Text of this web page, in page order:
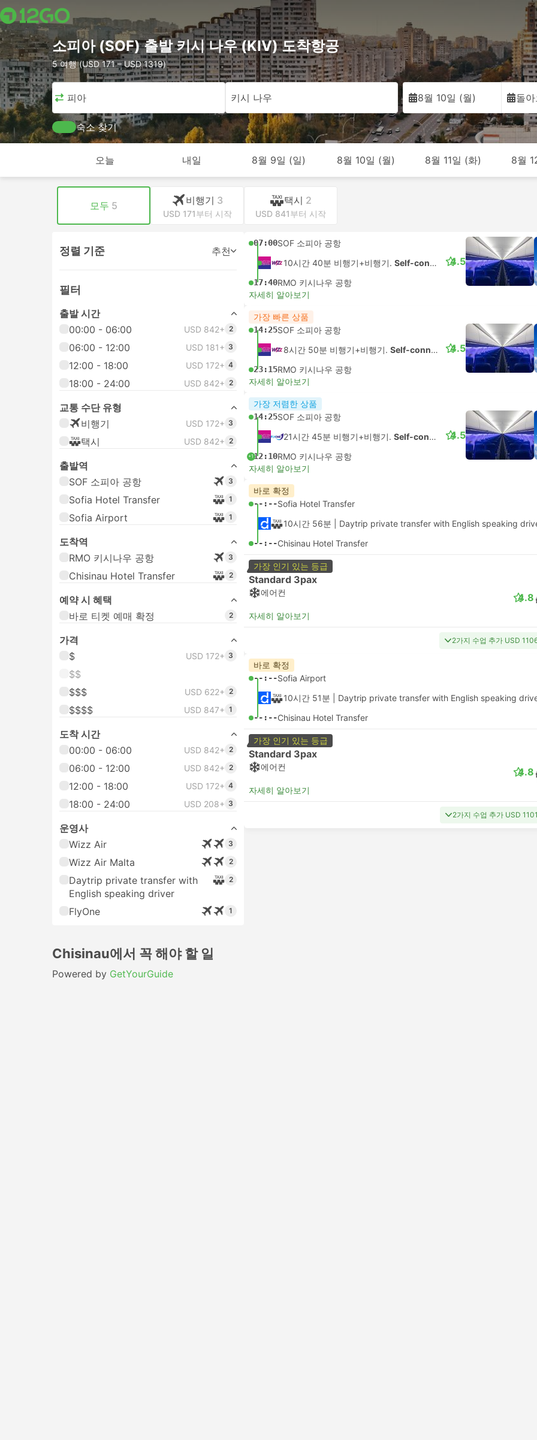
소피아 (SOF) 출발 키시 나우 (KIV) 도착항공
5 여행 (USD 171 – USD 1319)
소피아 키시 나우 8월 10일 (월) 돌
숙소 찾기
오늘 내일 8월 9일 (일) 8월 10일 (월) 8월 11일 (화) 8월
모두 5 비행기 3
USD 171부터 시작
택시 2
USD 841부터 시작
정렬 기준 추천
필터
출발 시간
00:00 - 06:00
USD 842+ 2
06:00 - 12:00 USD 181+ 3
12:00 - 18:00 USD 172+ 4
18:00 - 24:00 USD 842+ 2
교통 수단 유형
비행기
USD 172+ 3
택시 USD 842+ 2
출발역
SOF 소피아 공항
3
Sofia Hotel Transfer 1
Sofia Airport 1
도착역
RMO 키시나우 공항
3
Chisinau Hotel Transfer 2
예약 시 혜택
바로 티켓 예매 확정
2
가격
$
USD 172+ 3
$$
$$$
USD 622+ 2
$$$$ USD 847+ 1
도착 시간
00:00 - 06:00
USD 842+ 2
06:00 - 12:00 USD 842+ 2
12:00 - 18:00 USD 172+ 4
18:00 - 24:00 USD 208+ 3
운영사
Wizz Air
3
Wizz Air Malta 2
Daytrip private transfer with
English speaking driver
2
FlyOne 1
07:00SOF 소피아 공항
10시간 40분 비행기+비행기. Self-connect
17:40RMO 키시나우 공항
4.5
자세히 알아보기
가장 빠른 상품
14:25SOF 소피아 공항
8시간 50분 비행기+비행기. Self-connect
23:15RMO 키시나우 공항
4.5
자세히 알아보기
가장 저렴한 상품
14:25SOF 소피아 공항
21시간 45분 비행기+비행기. Self-connect
+112:10RMO 키시나우 공항
4.5
자세히 알아보기
바로 확정
--:--Sofia Hotel Transfer
10시간 56분 | Daytrip private transfer with English speaking
--:--Chisinau Hotel Transfer
가장 인기 있는 등급
Standard 3pax
에어컨
자세히 알아보기
4.8
2가지 수업 추가 USD
바로 확정
--:--Sofia Airport
10시간 51분 | Daytrip private transfer with English speaking
--:--Chisinau Hotel Transfer
가장 인기 있는 등급
Standard 3pax
에어컨
자세히 알아보기
4.8
2가지 수업 추가 USD
Chisinau에서 꼭 해야 할 일
Powered by GetYourGuide